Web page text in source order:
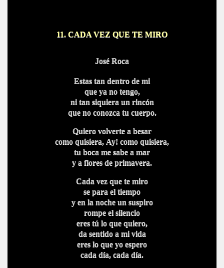
11. CADA VEZ QUE TE MIRO
José Roca
Estas tan dentro de mi
que ya no tengo,
ni tan siquiera un rincón
que no conozca tu cuerpo.
Quiero volverte a besar
como quisiera, Ay! como quisiera,
tu boca me sabe a mar
y a flores de primavera.
Cada vez que te miro
se para el tiempo
y en la noche un suspiro
rompe el silencio
eres tú lo que quiero,
da sentido a mi vida
eres lo que yo espero
cada día, cada día.